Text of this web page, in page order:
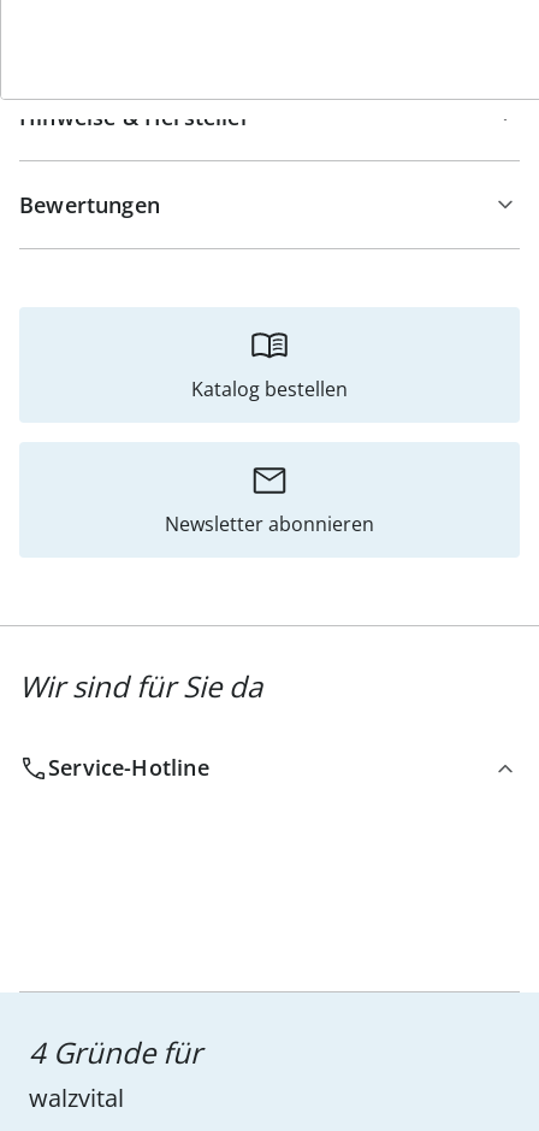
Hinweise & Hersteller
Bewertungen
Katalog bestellen
Newsletter abonnieren
Wir sind für Sie da
Service-Hotline
4 Gründe für
walzvital